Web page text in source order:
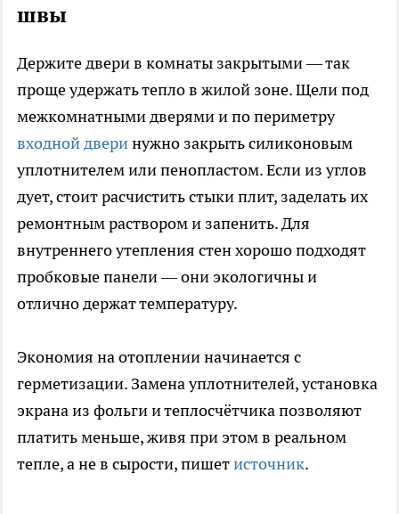
швы
Держите двери в комнаты закрытыми — так
проще удержать тепло в жилой зоне. Щели под
межкомнатными дверями и по периметру
входной дверинужно закрыть силиконовым
уплотнителем или пенопластом. Если из углов
дует, стоит расчистить стыки плит, заделать их
ремонтным раствором и запенить. Для
внутреннего утепления стен хорошо подходят
пробковые панели — они экологичны и
отлично держат температуру.
Экономия на отоплении начинается с
герметизации. Замена уплотнителей, установка
экрана из фольги и теплосчётчика позволяют
платить меньше, живя при этом в реальном
тепле, а не в сырости, пишетисточник.